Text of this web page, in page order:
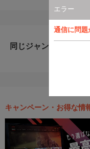
エラー
通信に問
同じジャンルのおすす
キャンペーン・お得な情